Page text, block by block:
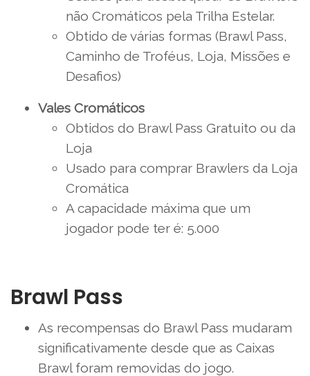
não Cromáticos pela Trilha Estelar.
Obtido de várias formas (Brawl Pass,
Caminho de Troféus, Loja, Missões e
Desafios)
Vales Cromáticos
Obtidos do Brawl Pass Gratuito ou da
Loja
Usado para comprar Brawlers da Loja
Cromática
A capacidade máxima que um
jogador pode ter é: 5.000
Brawl Pass
As recompensas do Brawl Pass mudaram
significativamente desde que as Caixas
Brawl foram removidas do jogo.